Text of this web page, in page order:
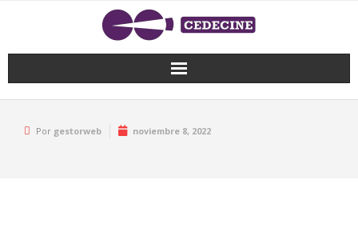
Por gestorweb noviembre 8, 2022